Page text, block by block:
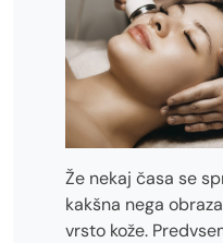
Že nekaj časa se
kakšna nega
vrsto kože.